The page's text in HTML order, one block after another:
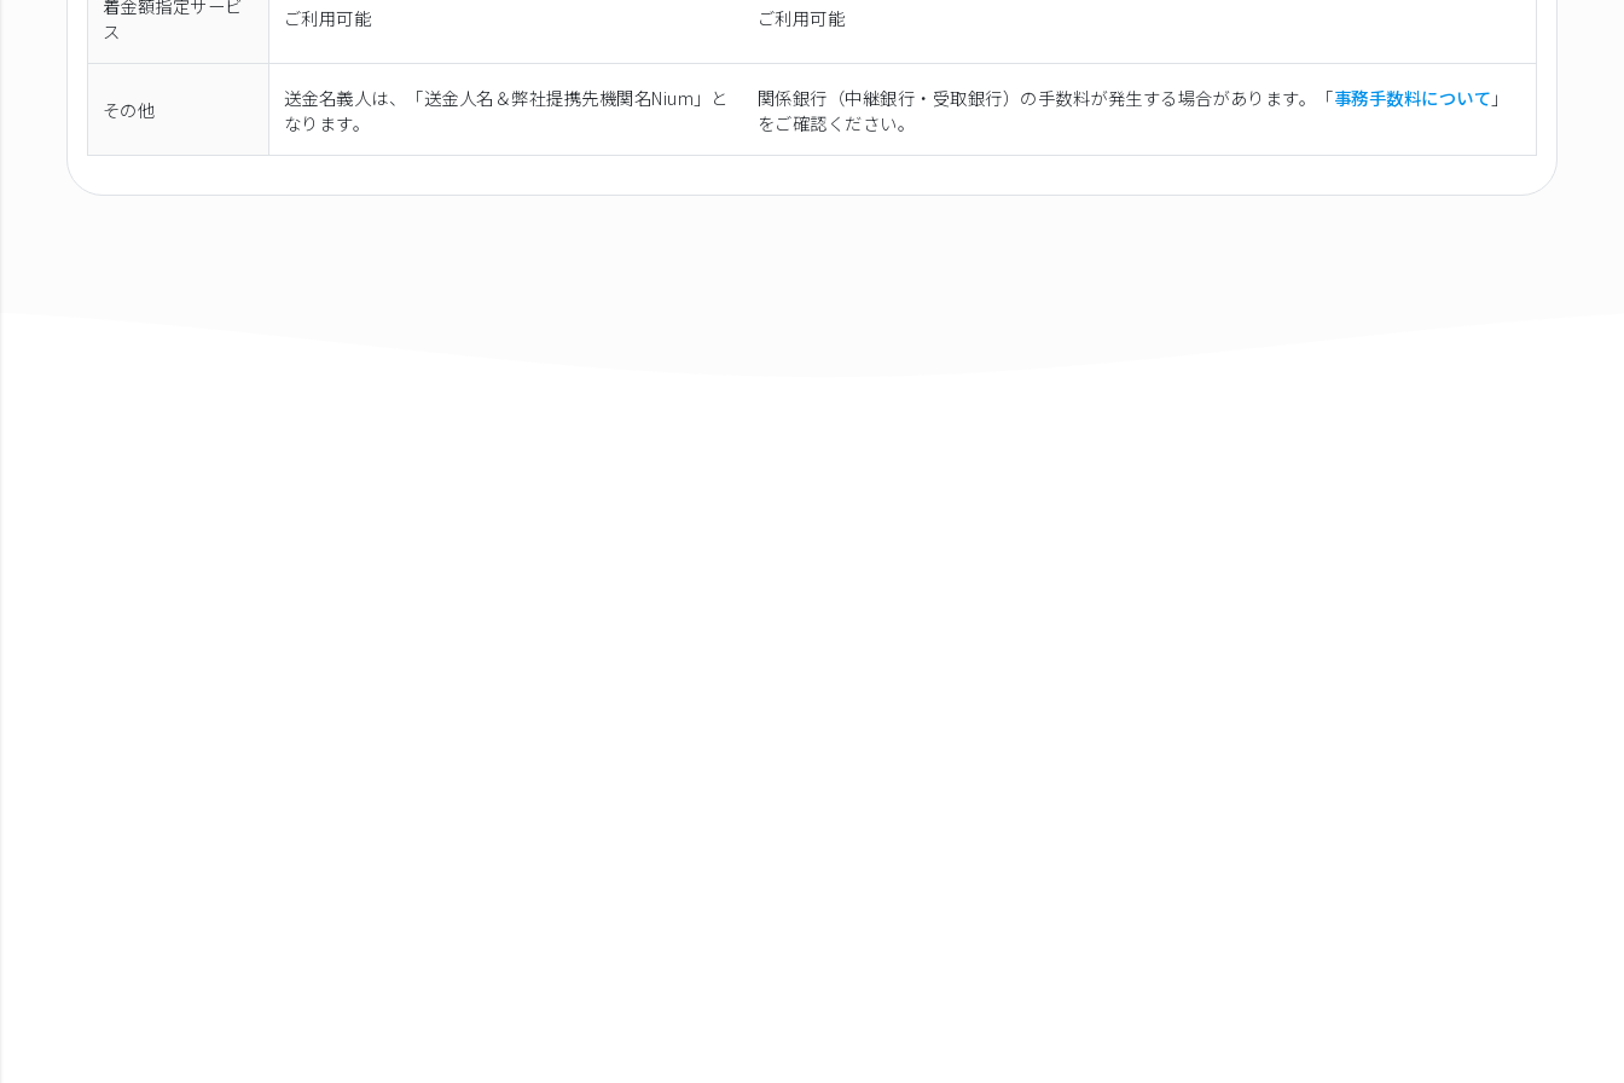
ス
ご利用可能 ご利用可能
その他
送金名義人は、「送金人名＆弊社提携先機関名Nium」と
なります。
関係銀行（中継銀行・受取銀行）の手数料が発生する場合があります。「事務手数料について 」
をご確認ください。